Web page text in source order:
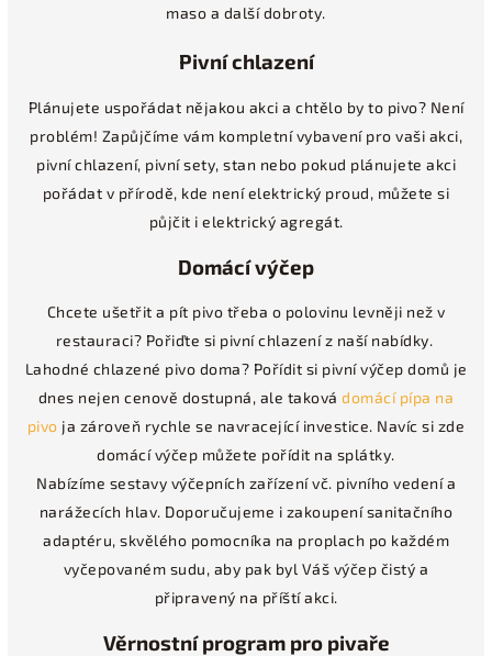
maso a další dobroty.
Pivní chlazení
Plánujete uspořádat nějakou akci a chtělo by to pivo? Není
problém! Zapůjčíme vám kompletní vybavení pro vaši akci,
pivní chlazení, pivní sety, stan nebo pokud plánujete akci
pořádat v přírodě, kde není elektrický proud, můžete si
půjčit i elektrický agregát.
Domácí výčep
Chcete ušetřit a pít pivo třeba o polovinu levněji než v
restauraci? Pořiďte si pivní chlazení z naší nabídky.
Lahodné chlazené pivo doma? Pořídit si pivní výčep domů je
dnes nejen cenově dostupná, ale takovádomácí pípa na
pivo ja zároveň rychle se navracející investice. Navíc si zde
domácí výčep můžete pořídit na splátky.
Nabízíme sestavy výčepních zařízení vč. pivního vedení a
narážecích hlav. Doporučujeme i zakoupení sanitačního
adaptéru, skvělého pomocníka na proplach po každém
vyčepovaném sudu, aby pak byl Váš výčep čistý a
připravený na příští akci.
Věrnostní program pro pivaře